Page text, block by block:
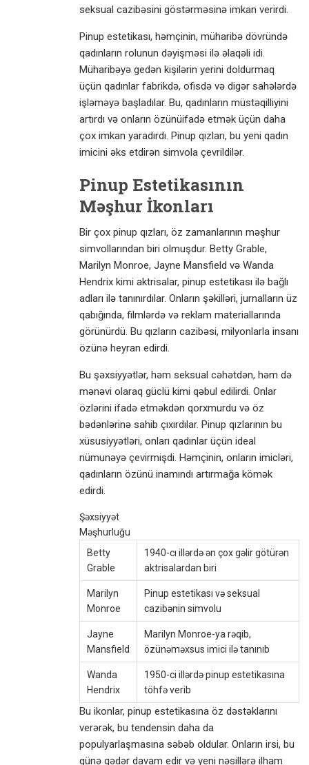
seksual cazibəsini göstərməsinə imkan verirdi.
Pinup estetikası, həmçinin, müharibə dövründə
qadınların rolunun dəyişməsi ilə əlaqəli idi.
Müharibəyə gedən kişilərin yerini doldurmaq
üçün qadınlar fabrikdə, ofisdə və digər sahələrdə
işləməyə başladılar. Bu, qadınların müstəqilliyini
artırdı və onların özünüifadə etmək üçün daha
çox imkan yaradırdı. Pinup qızları, bu yeni qadın
imicini əks etdirən simvola çevrildilər.
Pinup Estetikasının
Məşhur İkonları
Bir çox pinup qızları, öz zamanlarının məşhur
simvollarından biri olmuşdur. Betty Grable,
Marilyn Monroe, Jayne Mansfield və Wanda
Hendrix kimi aktrisalar, pinup estetikası ilə bağlı
adları ilə tanınırdılar. Onların şəkilləri, jurnalların üz
qabığında, filmlərdə və reklam materiallarında
görünürdü. Bu qızların cazibəsi, milyonlarla insanı
özünə heyran edirdi.
Bu şəxsiyyətlər, həm seksual cəhətdən, həm də
mənəvi olaraq güclü kimi qəbul edilirdi. Onlar
özlərini ifadə etməkdən qorxmurdu və öz
bədənlərinə sahib çıxırdılar. Pinup qızlarının bu
xüsusiyyətləri, onları qadınlar üçün ideal
nümunəyə çevirmişdi. Həmçinin, onların imicləri,
qadınların özünü inamındı artırmağa kömək
edirdi.
Şəxsiyyət
Məşhurluğu
Betty
Grable
1940-cı illərdə ən çox gəlir götürən
aktrisalardan biri
Marilyn
Monroe
Pinup estetikası və seksual
cazibənin simvolu
Jayne
Mansfield
Marilyn Monroe-ya rəqib,
özünəməxsus imici ilə tanınıb
Wanda
Hendrix
1950-ci illərdə pinup estetikasına
töhfə verib
Bu ikonlar, pinup estetikasına öz dəstəklarını
verərək, bu tendensin daha da
populyarlaşmasına səbəb oldular. Onların irsi, bu
günə qədər davam edir və yeni nəsillərə ilham